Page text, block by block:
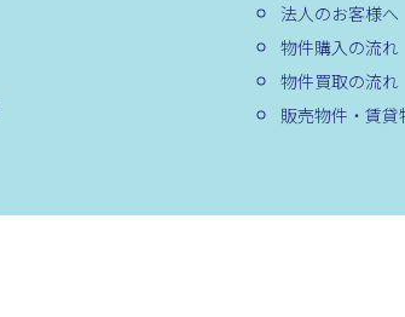
法人のお客様へ
物件購入の流れ
物件買取の流れ
販売物件・賃貸